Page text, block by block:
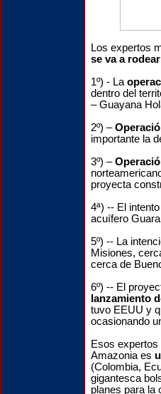
Los expertos
se va a
1º) - La
dentro del
– Guayana
2º) –
importante la
3º) –
proyecta
4ª) -- El
acuífero
5º) -- La
Misiones,
cerca de
6º) -- El
lanzamiento
tuvo EEUU y
ocasionando
Esos
Amazonia es
(Colombia,
gigantesca
planes para la